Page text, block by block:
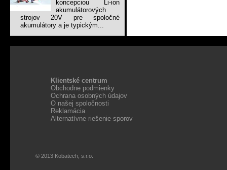
koncepciou Li-ion
akumulátorových
strojov 20V pre spoločné
akumulátory a je typickým...
Klientské centrum
Obchodne podmienky
Ochrana osobných údajov
O našej spoločnosti
Reklamácia
Alternatívne riešenie sporov
© 2013 Kobatech, s.r.o.